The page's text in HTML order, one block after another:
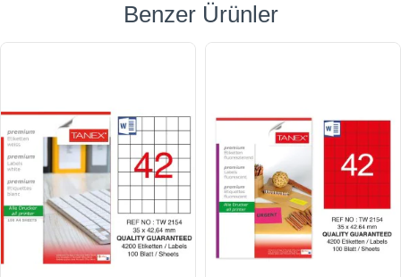
Benzer Ürünler